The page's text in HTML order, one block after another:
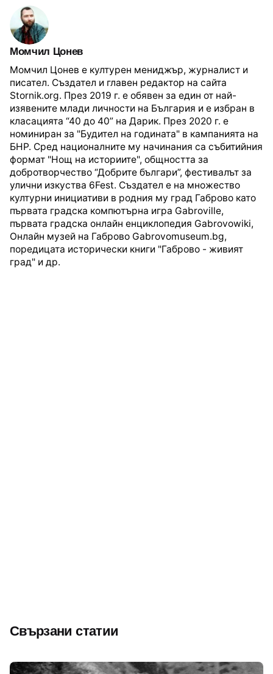
Момчил Цонев
Момчил Цонев е културен мениджър, журналист и
писател. Създател и главен редактор на сайта
Stornik.org. През 2019 г. е обявен за един от най-
изявените млади личности на България и е избран в
класацията “40 до 40” на Дарик. През 2020 г. е
номиниран за "Будител на годината" в кампанията на
БНР. Сред националните му начинания са събитийния
формат "Нощ на историите", общността за
добротворчество “Добрите българи”, фестивалът за
улични изкуства 6Fest. Създател е на множество
културни инициативи в родния му град Габрово като
първата градска компютърна игра Gabroville,
първата градска онлайн енциклопедия Gabrovowiki,
Онлайн музей на Габрово Gabrovomuseum.bg,
поредицата исторически книги "Габрово - живият
град" и др.
Свързани статии